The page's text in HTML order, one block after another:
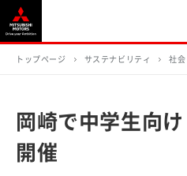
トップページ サステナビリティ 社会
岡崎で中学生向
開催